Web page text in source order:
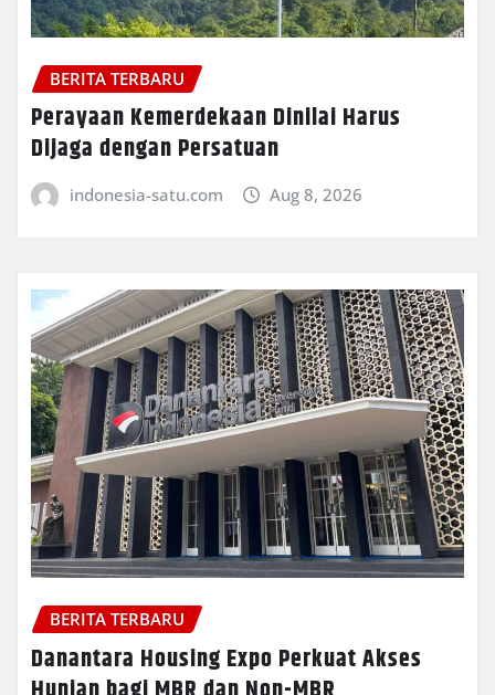
BERITA TERBARU
Perayaan Kemerdekaan Dinilai Harus
Dijaga dengan Persatuan
indonesia-satu.com Aug 8, 2026
BERITA TERBARU
Danantara Housing Expo Perkuat Akses